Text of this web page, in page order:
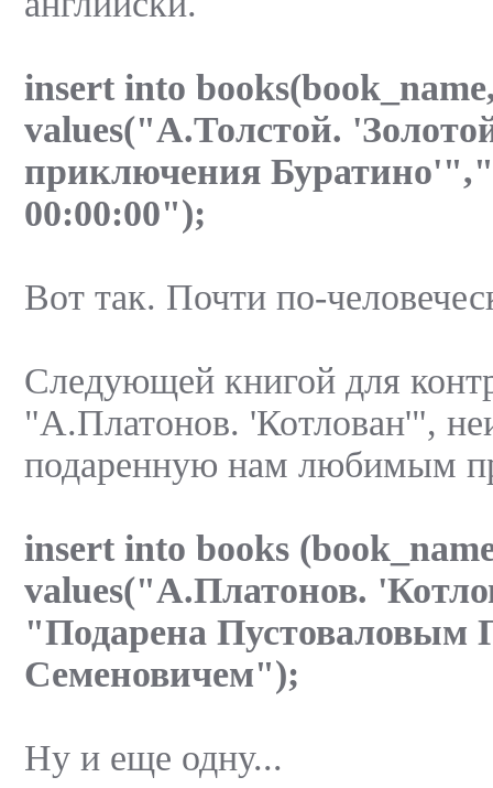
insert into
values("А.Толстой.
приключения
00:00:00");
Вот так. Почти по-
Следующей книгой для
"А.Платонов. 'Котлован'",
подаренную нам любимым
insert into books
values("А.Платонов.
"Подарена Пустоваловым
Семеновичем");
Ну и еще одну...